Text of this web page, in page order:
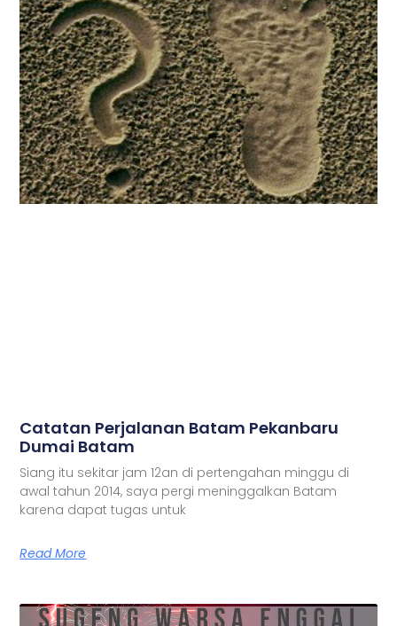
Catatan Perjalanan Batam Pekanbaru
Dumai Batam
Siang itu sekitar jam 12an di pertengahan minggu di
awal tahun 2014, saya pergi meninggalkan Batam
karena dapat tugas untuk
Read More